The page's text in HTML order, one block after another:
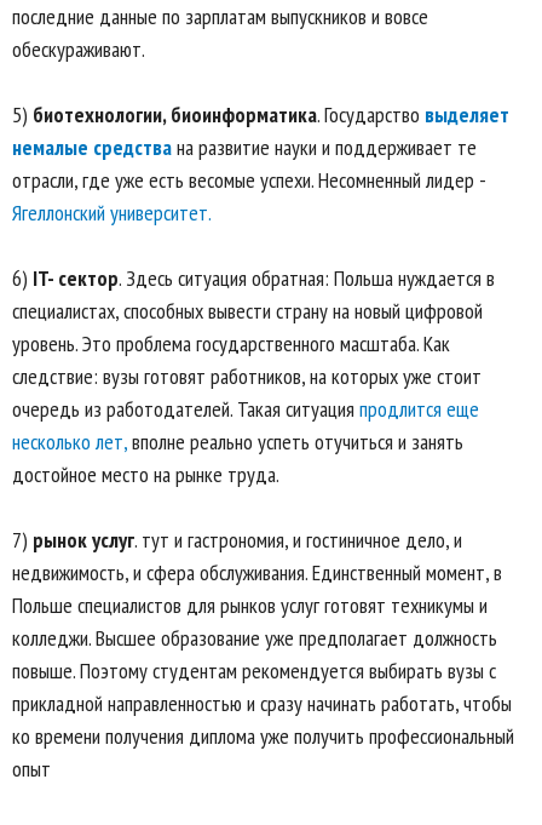
последние данные по зарплатам выпускников и вовсе
обескураживают.
5) биотехнологии, биоинформатика. Государство выделяет
немалые средствана развитие науки и поддерживает те
отрасли, где уже есть весомые успехи. Несомненный лидер -
Ягеллонский университет.
6) IT- сектор. Здесь ситуация обратная: Польша нуждается в
специалистах, способных вывести страну на новый цифровой
уровень. Это проблема государственного масштаба. Как
следствие: вузы готовят работников, на которых уже стоит
очередь из работодателей. Такая ситуация продлится еще
несколько лет,вполне реально успеть отучиться и занять
достойное место на рынке труда.
7) рынок услуг. тут и гастрономия, и гостиничное дело, и
недвижимость, и сфера обслуживания. Единственный момент, в
Польше специалистов для рынков услуг готовят техникумы и
колледжи. Высшее образование уже предполагает должность
повыше. Поэтому студентам рекомендуется выбирать вузы с
прикладной направленностью и сразу начинать работать, чтобы
ко времени получения диплома уже получить профессиональный
опыт